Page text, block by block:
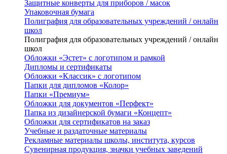
Защитные конверты для приборов / масок
Упаковочная бумага
Полиграфия для образовательных учреждений / онлайн
школ
Полиграфия для образовательных учреждений / онлайн
школ
Обложки «Эстет» с логотипом и рамкой
Дипломы и сертификаты
Обложки «Классик» с логотипом
Папки для дипломов «Колор»
Папки «Премиум»
Обложки для документов «Перфект»
Папка из дизайнерской бумаги «Концепт»
Обложки для сертификатов на заказ
Учебные и раздаточные материалы
Рекламные материалы школы, института, курсов
Сувенирная продукция, значки учебных заведений